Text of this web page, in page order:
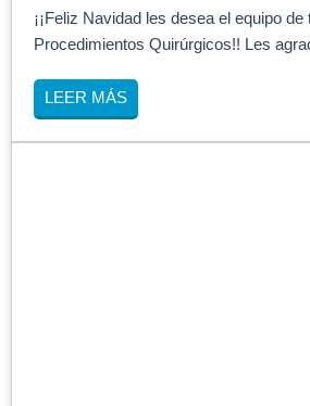
¡¡Feliz Navidad les desea el equipo de
Procedimientos Quirúrgicos!! Les
LEER MÁS